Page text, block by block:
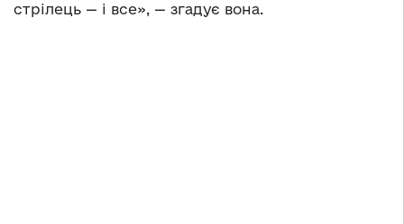
стрілець — і все», — згадує вона.